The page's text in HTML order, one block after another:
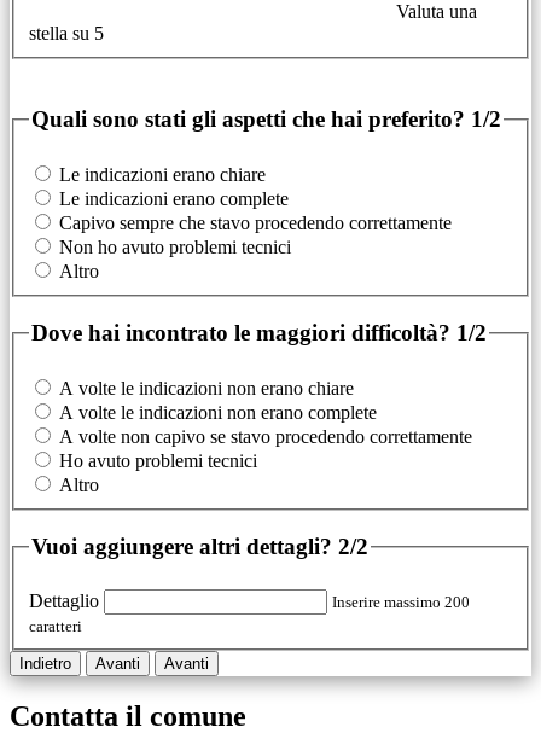
Valuta una
stella su 5
Quali sono stati gli aspetti che hai preferito? 1/2
Le indicazioni erano chiare
Le indicazioni erano complete
Capivo sempre che stavo procedendo correttamente
Non ho avuto problemi tecnici
Altro
Dove hai incontrato le maggiori difficoltà? 1/2
A volte le indicazioni non erano chiare
A volte le indicazioni non erano complete
A volte non capivo se stavo procedendo correttamente
Ho avuto problemi tecnici
Altro
Vuoi aggiungere altri dettagli? 2/2
Dettaglio
Inserire massimo 200
caratteri
Indietro Avanti Avanti
Contatta il comune